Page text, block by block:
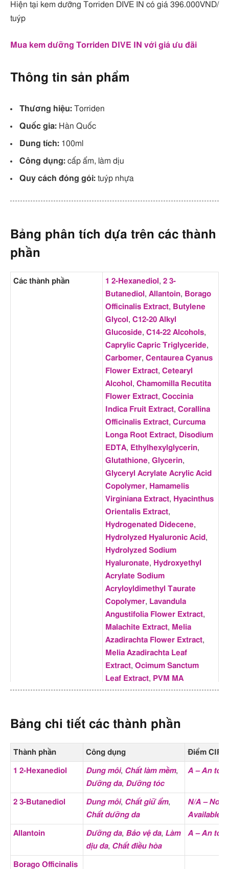
Hiện tại kem dưỡng Torriden DIVE IN có giá 396.000VND/
tuýp
Mua kem dưỡng Torriden DIVE IN với giá ưu đãi
Thông tin sản phẩm
Thương hiệu: Torriden
Quốc gia: Hàn Quốc
Dung tích: 100ml
Công dụng: cấp ẩm, làm dịu
Quy cách đóng gói: tuýp nhựa
Bảng phân tích dựa trên các thành
phần
Các thành phần 1 2-Hexanediol , 2 3-
Butanediol , Allantoin, Borago
Officinalis Extract, Butylene
Glycol , C12-20 Alkyl
Glucoside, C14-22 Alcohols,
Caprylic Capric Triglyceride,
Carbomer, Centaurea Cyanus
Flower Extract, Cetearyl
Alcohol , Chamomilla Recutita
Flower Extract, Coccinia
Indica Fruit Extract, Corallina
Officinalis Extract, Curcuma
Longa Root Extract, Disodium
EDTA, Ethylhexylglycerin,
Glutathione, Glycerin,
Glyceryl Acrylate Acrylic Acid
Copolymer, Hamamelis
Virginiana Extract, Hyacinthus
Orientalis Extract,
Hydrogenated Didecene,
Hydrolyzed Hyaluronic Acid ,
Hydrolyzed Sodium
Hyaluronate, Hydroxyethyl
Acrylate Sodium
Acryloyldimethyl Taurate
Copolymer, Lavandula
Angustifolia Flower Extract,
Malachite Extract, Melia
Azadirachta Flower Extract,
Melia Azadirachta Leaf
Extract, Ocimum Sanctum
Leaf Extract, PVM MA
Copolymer,Panthenol,
Sclarea Extract,
Sodium
Acetylated Hyaluronate
Sodium hyaluronate,Sodium
Hyaluronate Crosspolymer,
Solanum Melongena Fruit
Extract,SORBITAN
ISOSTEARATE,Trehalose,
Tromethamine,Water
Xanthan Gum
Công dụng Dưỡng da , Dưỡng ẩm
Làm dịu
da, Làm mềm da
Bảng chi tiết các thành phần
Thành phần Công dụng Điểm CIR
1 2-Hexanediol Dung môi, Chất làm mềm,
Dưỡng da, Dưỡng tóc
A – An toàn
2 3-Butanediol Dung môi, Chất giữ ẩm,
Chất dưỡng da
N/A – Not
Available
Allantoin Dưỡng da, Bảo vệ da, Làm
dịu da, Chất điều hòa
A – An toàn
Borago Officinalis